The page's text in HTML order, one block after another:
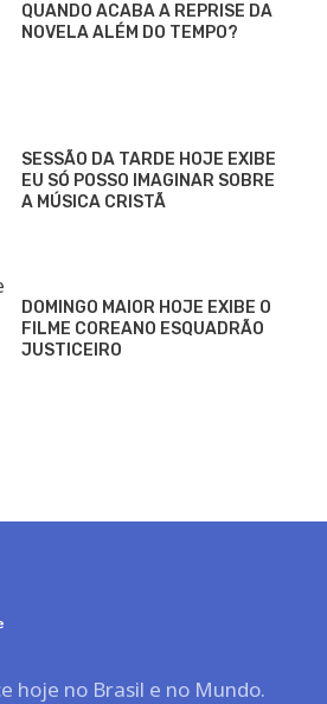
QUANDO ACABA A REPRISE DA
NOVELA ALÉM DO TEMPO?
SESSÃO DA TARDE HOJE EXIBE
EU SÓ POSSO IMAGINAR SOBRE
A MÚSICA CRISTÃ
DOMINGO MAIOR HOJE EXIBE O
FILME COREANO ESQUADRÃO
JUSTICEIRO
hoje no Brasil e no Mundo.